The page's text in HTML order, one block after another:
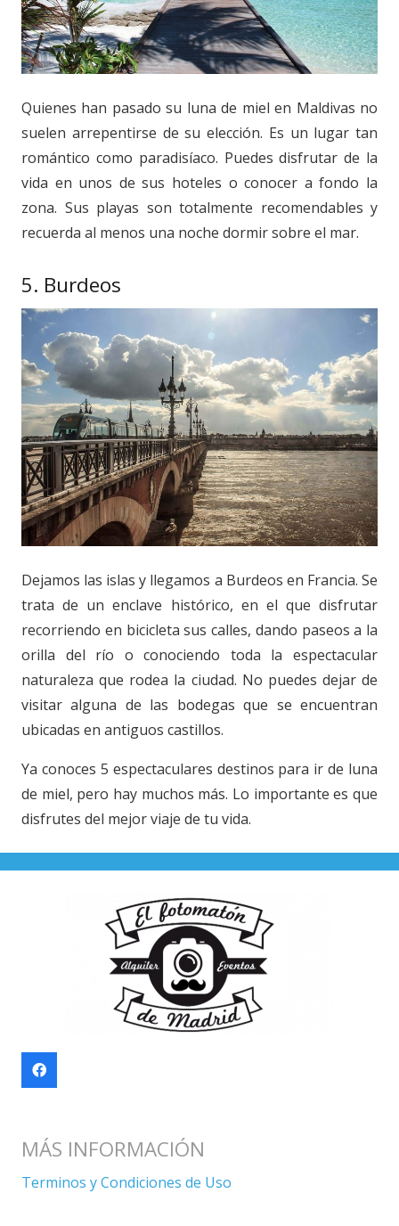
Quienes han pasado su luna de miel en Maldivas no
suelen arrepentirse de su elección. Es un lugar tan
romántico como paradisíaco. Puedes disfrutar de la
vida en unos de sus hoteles o conocer a fondo la
zona. Sus playas son totalmente recomendables y
recuerda al menos una noche dormir sobre el mar.
5. Burdeos
Dejamos las islas y llegamos a Burdeos en Francia. Se
trata de un enclave histórico, en el que disfrutar
recorriendo en bicicleta sus calles, dando paseos a la
orilla del río o conociendo toda la espectacular
naturaleza que rodea la ciudad. No puedes dejar de
visitar alguna de las bodegas que se encuentran
ubicadas en antiguos castillos.
Ya conoces 5 espectaculares destinos para ir de luna
de miel, pero hay muchos más. Lo importante es que
disfrutes del mejor viaje de tu vida.
MÁS INFORMACIÓN
Terminos y Condiciones de Uso